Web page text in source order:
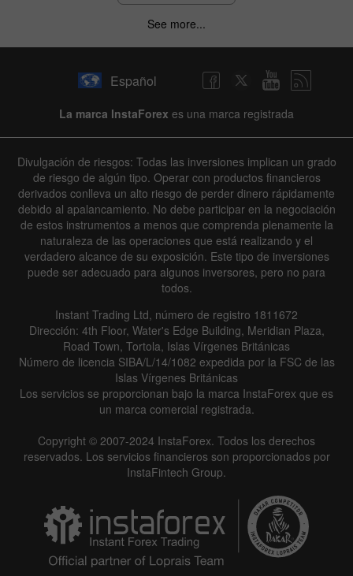
See more...
Español
La marca InstaForex es una marca registrada
Divulgación de riesgos: Todas las inversiones implican un grado
de riesgo de algún tipo. Operar con productos financieros
derivados conlleva un alto riesgo de perder dinero rápidamente
debido al apalancamiento. No debe participar en la negociación
de estos instrumentos a menos que comprenda plenamente la
naturaleza de las operaciones que está realizando y el
verdadero alcance de su exposición. Este tipo de inversiones
puede ser adecuado para algunos inversores, pero no para
todos.
Instant Trading Ltd, número de registro 1811672
Dirección: 4th Floor, Water's Edge Building, Meridian Plaza,
Road Town, Tortola, Islas Vírgenes Británicas
Número de licencia SIBA/L/14/1082 expedida por la FSC de las
Islas Vírgenes Británicas
Los servicios se proporcionan bajo la marca InstaForex que es
un marca comercial registrada.
Copyright © 2007-2024 InstaForex. Todos los derechos
reservados. Los servicios financieros son proporcionados por
InstaFintech Group.